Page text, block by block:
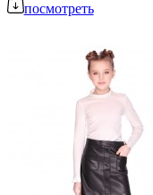
посмотреть